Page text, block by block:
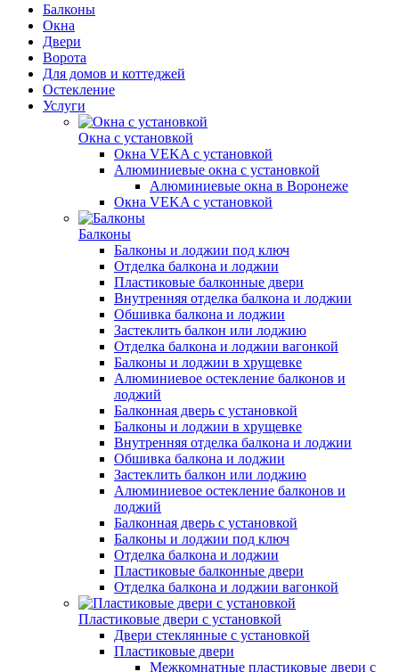
Балконы
Окна
Двери
Ворота
Для домов и коттеджей
Остекление
Услуги
Окна с установкой
Окна VEKA с установкой
Алюминиевые окна с установкой
Алюминиевые окна в Воронеже
Окна VEKA с установкой
Балконы
Балконы и лоджии под ключ
Отделка балкона и лоджии
Пластиковые балконные двери
Внутренняя отделка балкона и лоджии
Обшивка балкона и лоджии
Застеклить балкон или лоджию
Отделка балкона и лоджии вагонкой
Балконы и лоджии в хрущевке
Алюминиевое остекление балконов и
лоджий
Балконная дверь с установкой
Балконы и лоджии в хрущевке
Внутренняя отделка балкона и лоджии
Обшивка балкона и лоджии
Застеклить балкон или лоджию
Алюминиевое остекление балконов и
лоджий
Балконная дверь с установкой
Балконы и лоджии под ключ
Отделка балкона и лоджии
Пластиковые балконные двери
Отделка балкона и лоджии вагонкой
Пластиковые двери с установкой
Двери стеклянные с установкой
Пластиковые двери
Межкомнатные пластиковые двери с